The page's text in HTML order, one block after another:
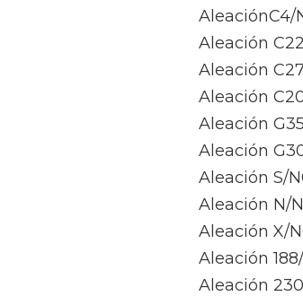
AleaciónC4/
Aleación
Aleación
Aleación
Aleación
Aleación
Aleación S/
Aleación N/
Aleación X/
Aleación
Aleación